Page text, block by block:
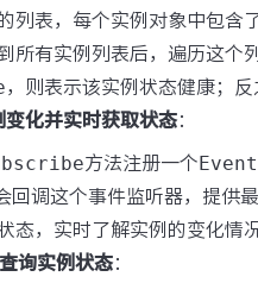
列表，每个实例对象中包含
所有实例列表后，遍历这个
，则表示该实例状态健康；
化并实时获取状态：
方法注册一个
回调这个事件监听器，提供
态，实时了解实例的变化情况
询实例状态：